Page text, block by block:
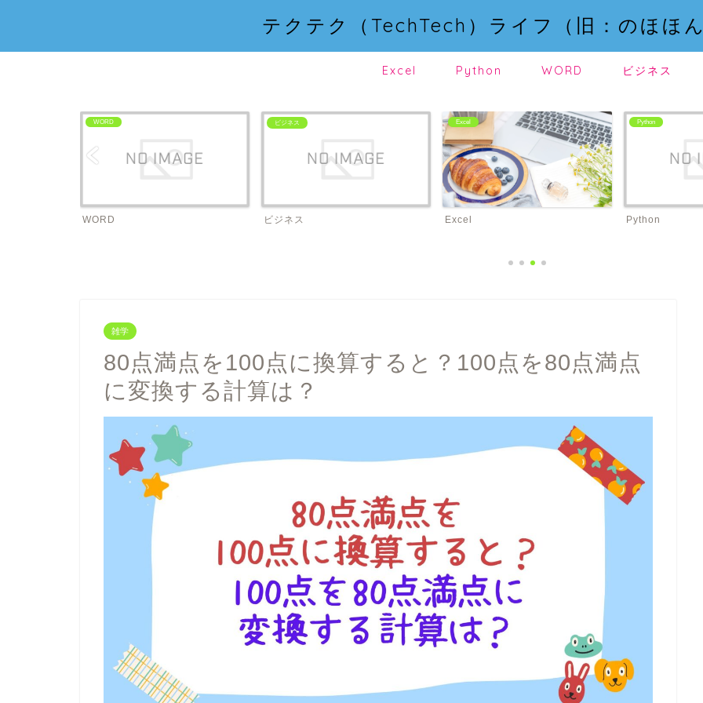
テクテク（TechTech）ライフ（旧：のほほん
Excel Python WORD ビジネス
Python
雑学
80点満点を100点に換算すると？100点を80点満点
に変換する計算は？